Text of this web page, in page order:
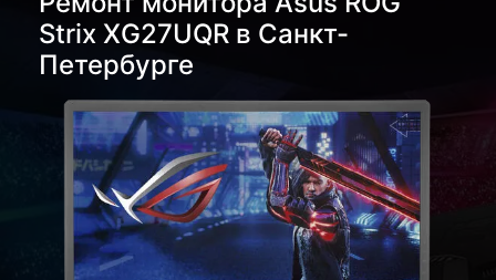
Strix XG27UQR в Санкт-
Петербурге